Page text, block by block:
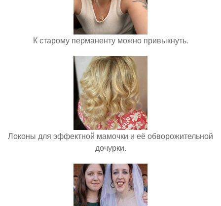
К старому перманенту можно привыкнуть.
Локоны для эффектной мамочки и её обворожительной
дочурки.